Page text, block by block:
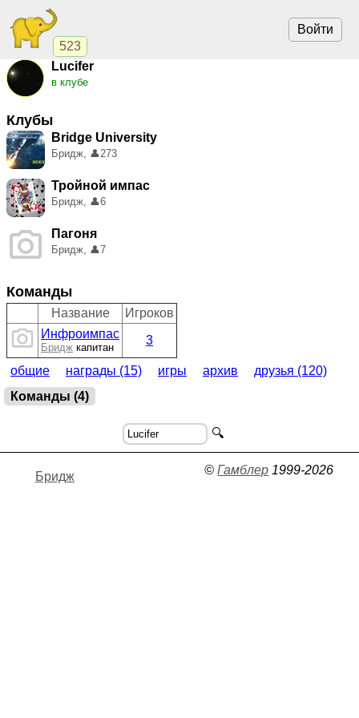
523
Войти
Lucifer
в клубе
Клубы
Bridge University
Бридж, 👤273
Тройной импас
Бридж, 👤6
Пагоня
Бридж, 👤7
Команды
Название
Игроков
Инфроимпас
Бридж капитан
3
общие награды (15) игры архив
друзья (120)
Команды (4)
🔍
Бридж ©Гамблер 1999-2026